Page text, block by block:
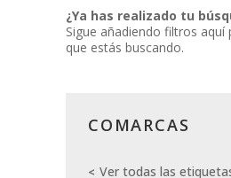
¿Ya has realizado tu
Sigue añadiendo filtros aquí
que estás buscando.
COMARCAS
Ver todas las